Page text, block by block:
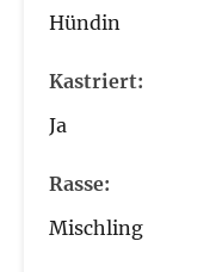
Hündin
Kastriert:
Ja
Rasse:
Mischling